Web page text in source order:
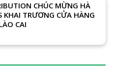
CHÚC MỪNG HÀ
KHAI TRƯƠNG CỬA HÀNG
CAI